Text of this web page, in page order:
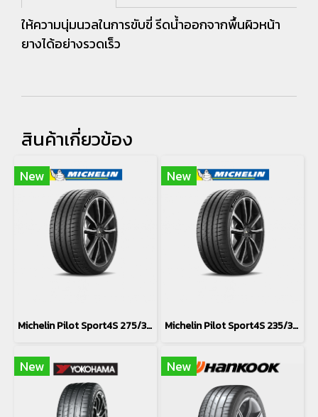
ให้ความนุ่มนวลในการขับขี่ รีดน้ำออกจากพื้นผิวหน้า
ยางได้อย่างรวดเร็ว
สินค้าเกี่ยวข้อง
New
Michelin Pilot Sport4S 275/30/20
New
Michelin Pilot Sport4S 235/35/20
New New